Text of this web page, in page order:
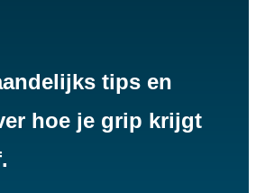
tips en
hoe je grip krijgt